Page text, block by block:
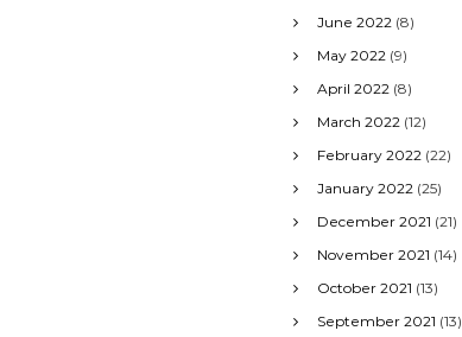
June 2022 (8)
May 2022 (9)
April 2022 (8)
March 2022 (12)
February 2022 (22)
January 2022 (25)
December 2021 (21)
November 2021 (14)
October 2021 (13)
September 2021 (13)